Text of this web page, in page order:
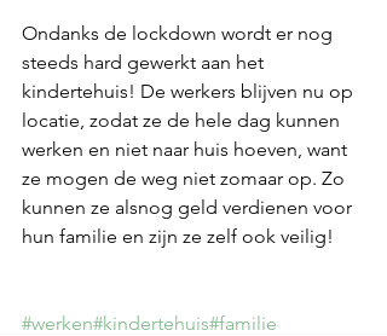
Ondanks de lockdown wordt er nog
steeds hard gewerkt aan het
kindertehuis! De werkers blijven nu op
locatie, zodat ze de hele dag kunnen
werken en niet naar huis hoeven, want
ze mogen de weg niet zomaar op. Zo
kunnen ze alsnog geld verdienen voor
hun familie en zijn ze zelf ook veilig!
#werken#kindertehuis#familie